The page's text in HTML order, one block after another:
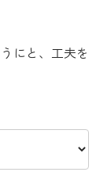
にと、工夫を